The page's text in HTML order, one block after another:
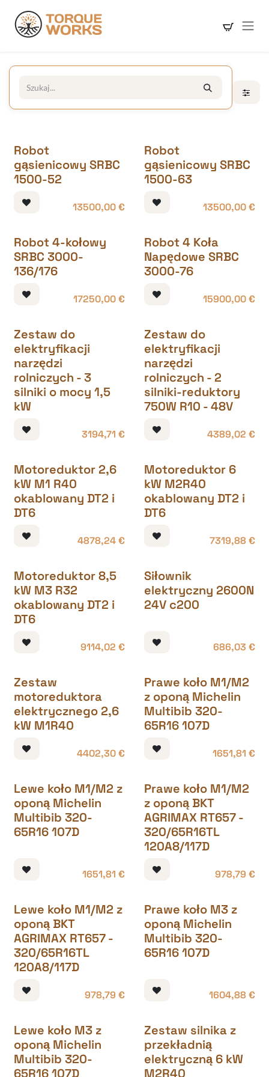
Robot
gąsienicowy SRBC
1500-52
13500,00€
Robot
gąsienicowy SRBC
1500-63
13500,00€
Robot 4-kołowy
SRBC 3000-
136/176
17250,00€
Robot 4 Koła
Napędowe SRBC
3000-76
15900,00€
Zestaw do
elektryfikacji
narzędzi
rolniczych - 3
silniki o mocy 1,5
kW
3194,71 €
Zestaw do
elektryfikacji
narzędzi
rolniczych - 2
silniki-reduktory
750W R10 - 48V
4389,02 €
Motoreduktor 2,6
kW M1 R40
okablowany DT2 i
DT6
4878,24€
Motoreduktor 6
kW M2R40
okablowany DT2 i
DT6
7319,88 €
Motoreduktor 8,5
kW M3 R32
okablowany DT2 i
DT6
9114,02 €
Siłownik
elektryczny 2600N
24V c200
686,03 €
Zestaw
motoreduktora
elektrycznego 2,6
kW M1R40
4402,30€
Prawe koło M1/M2
z oponą Michelin
Multibib 320-
65R16 107D
1651,81 €
Lewe koło M1/M2 z
oponą Michelin
Multibib 320-
65R16 107D
1651,81 €
Prawe koło M1/M2
z oponą BKT
AGRIMAX RT657 -
320/65R16TL
120A8/117D
978,79 €
Lewe koło M1/M2 z
oponą BKT
AGRIMAX RT657 -
320/65R16TL
120A8/117D
978,79 €
Prawe koło M3 z
oponą Michelin
Multibib 320-
65R16 107D
1604,88 €
Lewe koło M3 z
oponą Michelin
Multibib 320-
65R16 107D
Zestaw silnika z
przekładnią
elektryczną 6 kW
M2R40